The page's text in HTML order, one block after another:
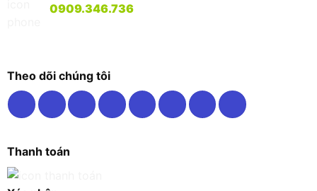
0909.346.736
Theo dõi chúng tôi
Thanh toán